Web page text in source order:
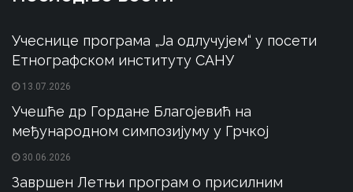
Учеснице програма „Ја одлучујем“ у посети
Етнографском институту САНУ
13.07.2026
Учешће др Гордане Благојевић на
међународном симпозијуму у Грчкој
30.06.2026
Завршен Летњи програм о присилним